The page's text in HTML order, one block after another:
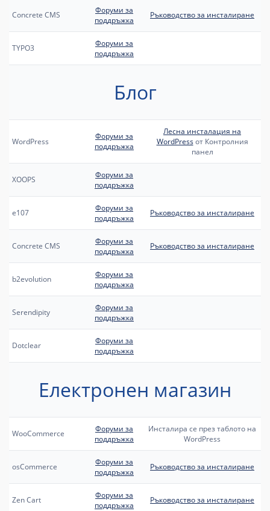
Concrete CMS
Форуми за
поддръжка
Ръководство за инсталиране
TYPO3
Форуми за
поддръжка
Блог
WordPress
Форуми за
поддръжка
Лесна инсталация на
WordPressот Контролния
панел
XOOPS
Форуми за
поддръжка
e107
Форуми за
поддръжка
Ръководство за инсталиране
Concrete CMS
Форуми за
поддръжка
Ръководство за инсталиране
b2evolution
Форуми за
поддръжка
Serendipity
Форуми за
поддръжка
Dotclear
Форуми за
поддръжка
Електронен магазин
WooCommerce
Форуми за
поддръжка
Инсталира се през таблото на
WordPress
osCommerce
Форуми за
поддръжка
Ръководство за инсталиране
Zen Cart
Форуми за
поддръжка
Ръководство за инсталиране